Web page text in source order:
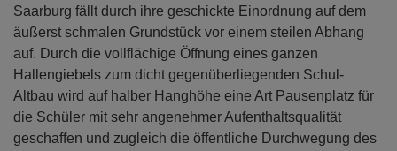
Saarburg fällt durch ihre geschickte Einordnung auf dem
äußerst schmalen Grundstück vor einem steilen Abhang
auf. Durch die vollflächige Öffnung eines ganzen
Hallengiebels zum dicht gegenüberliegenden Schul-
Altbau wird auf halber Hanghöhe eine Art Pausenplatz für
die Schüler mit sehr angenehmer Aufenthaltsqualität
geschaffen und zugleich die öffentliche Durchwegung des